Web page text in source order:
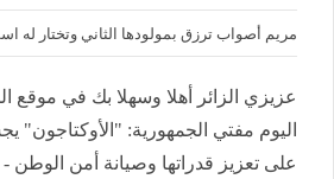
مريم أصواب ترزق بمولودها الثاني وتختار له
عزيزي الزائر أهلا وسهلا بك في موقع
اليوم مفتي الجمهورية: "الأوكتاجون"
على تعزيز قدراتها وصيانة أمن الوطن